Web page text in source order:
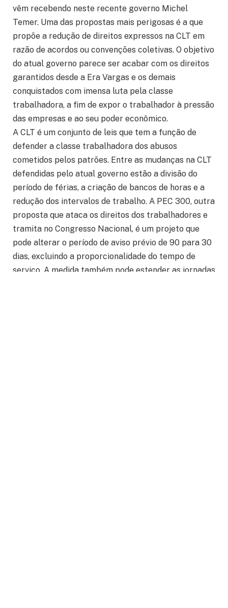
vêm recebendo neste recente governo Michel
Temer. Uma das propostas mais perigosas é a que
propõe a redução de direitos expressos na CLT em
razão de acordos ou convenções coletivas. O objetivo
do atual governo parece ser acabar com os direitos
garantidos desde a Era Vargas e os demais
conquistados com imensa luta pela classe
trabalhadora, a fim de expor o trabalhador à pressão
das empresas e ao seu poder econômico.
A CLT é um conjunto de leis que tem a função de
defender a classe trabalhadora dos abusos
cometidos pelos patrões. Entre as mudanças na CLT
defendidas pelo atual governo estão a divisão do
período de férias, a criação de bancos de horas e a
redução dos intervalos de trabalho. A PEC 300, outra
proposta que ataca os direitos dos trabalhadores e
tramita no Congresso Nacional, é um projeto que
pode alterar o período de aviso prévio de 90 para 30
dias, excluindo a proporcionalidade do tempo de
serviço. A medida também pode estender as jornadas